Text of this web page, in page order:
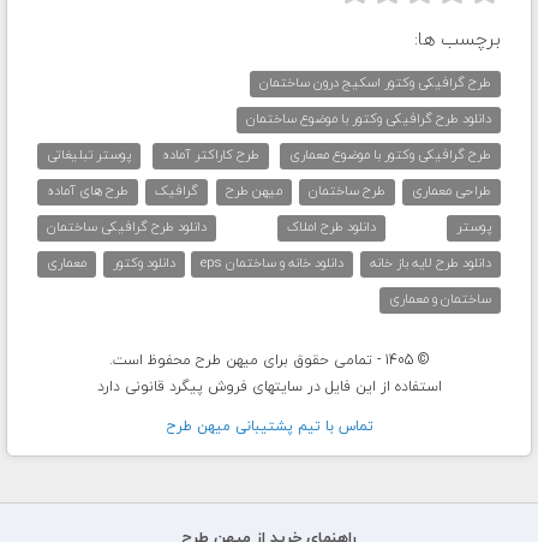
برچسب ها:
طرح گرافیکی وکتور اسکیج درون ساختمان
دانلود طرح گرافیکی وکتور با موضوع ساختمان
طرح گرافیکی وکتور با موضوع معماری
طرح کاراکتر آماده
پوستر تبلیغاتی
طراحی معماری
طرح ساختمان میهن طرح گرافیک
طرح های آماده
پوستر
دانلود طرح املاک
دانلود طرح گرافیکی ساختمان
دانلود طرح لایه باز خانه
دانلود خانه و ساختمان eps دانلود وکتور
معماری
ساختمان و معماری
© 1405 - تمامی حقوق برای میهن طرح محفوظ است.
استفاده از این فایل در سایتهای فروش پیگرد قانونی دارد
تماس با تيم پشتيبانی ميهن طرح